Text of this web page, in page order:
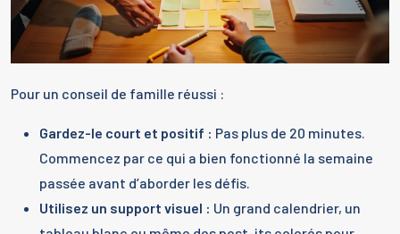
Pour un conseil de famille réussi :
Gardez-le court et positif : Pas plus de 20 minutes.
Commencez par ce qui a bien fonctionné la semaine
passée avant d’aborder les défis.
Utilisez un support visuel : Un grand calendrier, un